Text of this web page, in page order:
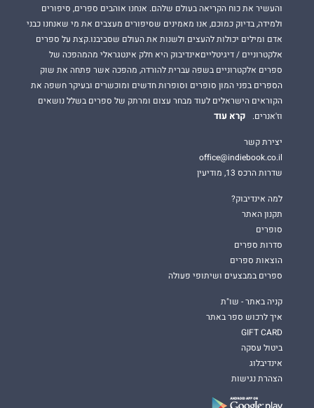
והעשיר את כוח הקריאה בעולם שלהם. אנחנו אוהבים ספרים, סיפורים
ולמידה, בדיוק כמוכם, אנו מאמינים שסיפורים מעצבים את מי שאנחנו כבני
אדם ומילים יכולות להעצים ולשנות את העולם שסביבנו.קצת על ספרים
אלקטרוניים / דיגיטלייםאינדיבוק היא חלק אינטגראלי מהמהפכה של
ספרים אלקטרוניים בשפה עברית להורדה, מהפכה אשר פתחה את שוק
הספרים בפני המון סופרים וסופרות חדשים ומוכשרים ובעיקר חשפה את
הקוראים הישראלים לעוד מבחר עצום ומרתק של ספרים בשלל נושאים
וז'אנרים.
קרא עוד
יצירת קשר
office@indiebook.co.il
שדרות הרכס 13, מודיעין
למה אינדיבוק?
תקנון האתר
סופרים
סדרות ספרים
הוצאות ספרים
ספרים במבצעים ושיתופי פעולה
קניה באתר - שו"ת
איך לרכוש ספר באתר
GIFT CARD
ביטול עסקה
אינדיבלוג
הצהרת נגישות